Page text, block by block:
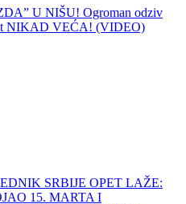
U NIŠU! Ogroman odziv
NIKAD VEĆA! (VIDEO)
SRBIJE OPET LAŽE:
15. MARTA I